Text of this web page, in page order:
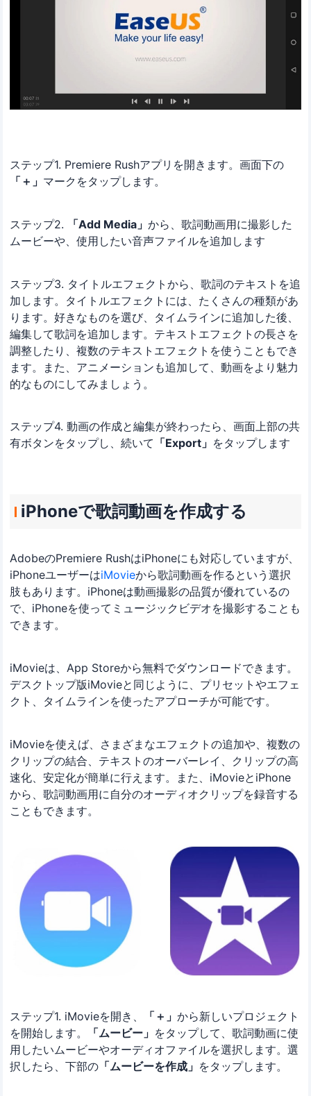
ステップ1. Premiere Rushアプリを開きます。画面下の
「＋」 マークをタップします。
ステップ2. 「Add Media」から、歌詞動画用に撮影した
ムービーや、使用したい音声ファイルを追加します
ステップ3. タイトルエフェクトから、歌詞のテキストを追
加します。タイトルエフェクトには、たくさんの種類があ
ります。好きなものを選び、タイムラインに追加した後、
編集して歌詞を追加します。テキストエフェクトの長さを
調整したり、複数のテキストエフェクトを使うこともでき
ます。また、アニメーションも追加して、動画をより魅力
的なものにしてみましょう。
ステップ4. 動画の作成と編集が終わったら、画面上部の共
有ボタンをタップし、続いて 「Export」 をタップします
iPhoneで歌詞動画を作成する
AdobeのPremiere RushはiPhoneにも対応していますが、
iPhoneユーザーはiMovieから歌詞動画を作るという選択
肢もあります。iPhoneは動画撮影の品質が優れているの
で、iPhoneを使ってミュージックビデオを撮影することも
できます。
iMovieは、App Storeから無料でダウンロードできます。
デスクトップ版iMovieと同じように、プリセットやエフェ
クト、タイムラインを使ったアプローチが可能です。
iMovieを使えば、さまざまなエフェクトの追加や、複数の
クリップの結合、テキストのオーバーレイ、クリップの高
速化、安定化が簡単に行えます。また、iMovieとiPhone
から、歌詞動画用に自分のオーディオクリップを録音する
こともできます。
ステップ1. iMovieを開き、 「＋」から新しいプロジェクト
を開始します。
「ムービー」 をタップして、歌詞動画に使
用したいムービーやオーディオファイルを選択します。選
択したら、下部の 「ムービーを作成」 をタップします。